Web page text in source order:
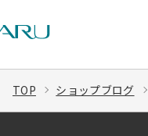
TOP ショップブログ